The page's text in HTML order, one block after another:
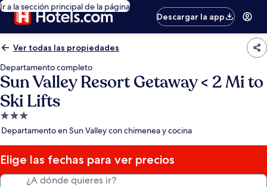
Ir a la sección principal de la página
Descargar la app
Ver todas las propiedades
Departamento completo
Sun Valley Resort Getaway < 2 Mi to
Ski Lifts
Propiedad
de
estrellas
Departamento en Sun Valley con chimenea y cocina
Elige las fechas para ver precios
¿A dónde quieres ir?